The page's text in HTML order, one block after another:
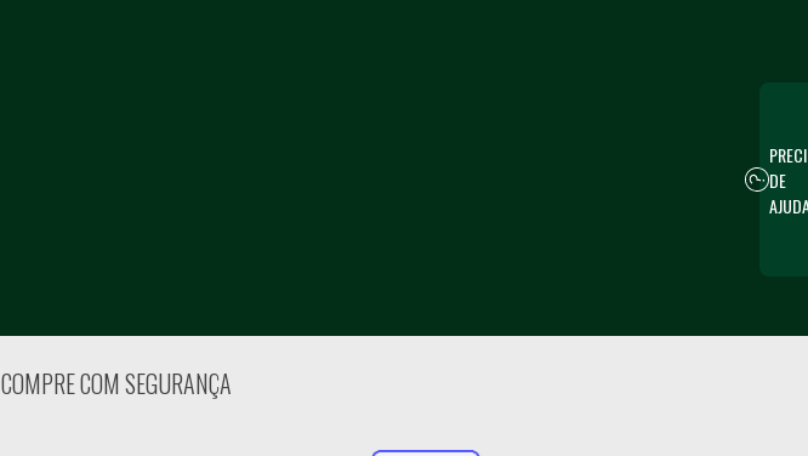
COMPRE COM SEGURANÇA
DE